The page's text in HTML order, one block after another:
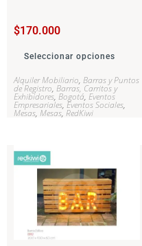
$170.000
Seleccionar opciones
Alquiler Mobiliario, Barras y Puntos
de Registro, Barras, Carritos y
Exhibidores, Bogotá, Eventos
Empresariales, Eventos Sociales,
Mesas, Mesas, RedKiwi